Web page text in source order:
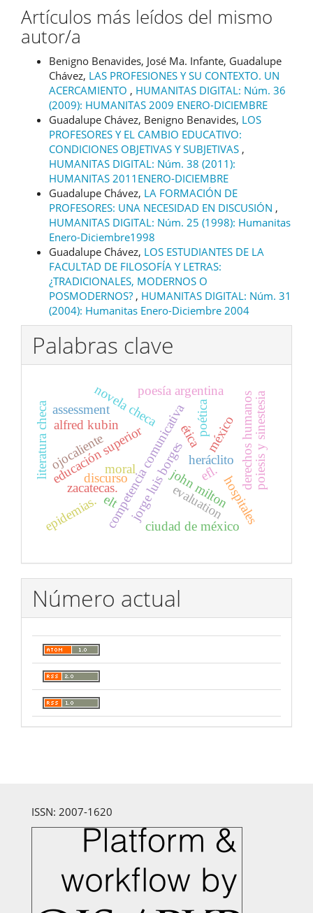
Artículos más leídos del mismo
autor/a
Benigno Benavides, José Ma. Infante, Guadalupe
Chávez, LAS PROFESIONES Y SU CONTEXTO. UN
ACERCAMIENTO , HUMANITAS DIGITAL: Núm. 36
(2009): HUMANITAS 2009 ENERO-DICIEMBRE
Guadalupe Chávez, Benigno Benavides, LOS
PROFESORES Y EL CAMBIO EDUCATIVO:
CONDICIONES OBJETIVAS Y SUBJETIVAS ,
HUMANITAS DIGITAL: Núm. 38 (2011):
HUMANITAS 2011ENERO-DICIEMBRE
Guadalupe Chávez, LA FORMACIÓN DE
PROFESORES: UNA NECESIDAD EN DISCUSIÓN ,
HUMANITAS DIGITAL: Núm. 25 (1998): Humanitas
Enero-Diciembre1998
Guadalupe Chávez, LOS ESTUDIANTES DE LA
FACULTAD DE FILOSOFÍA Y LETRAS:
¿TRADICIONALES, MODERNOS O
POSMODERNOS? , HUMANITAS DIGITAL: Núm. 31
(2004): Humanitas Enero-Diciembre 2004
Palabras clave
discurso
competencia comunicativa
educación superiorjorge luis borges heráclito
john milton
poesía argentina
derechos humanos
ética
moral
méxico
alfred kubinnovela checa
literatura checa assessment
evaluation
elt
efl. poiesis y sinestesia
ojocaliente
zacatecas.
ciudad de méxicohospitales
epidemias.
poética
Número actual
ISSN: 2007-1620